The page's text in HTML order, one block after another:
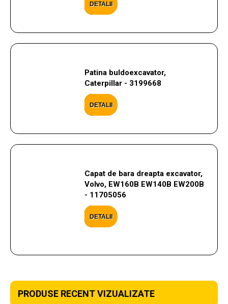
DETALII
Patina buldoexcavator,
Caterpillar - 3199668
DETALII
Capat de bara dreapta excavator,
Volvo, EW160B EW140B EW200B
- 11705056
DETALII
PRODUSE RECENT VIZUALIZATE